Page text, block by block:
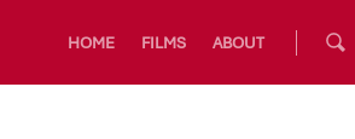
HOME FILMS ABOUT